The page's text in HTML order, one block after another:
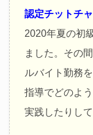
認定チットチ
2020年夏の初
ました。その
ルバイト勤務
指導でどのよ
実践したりして